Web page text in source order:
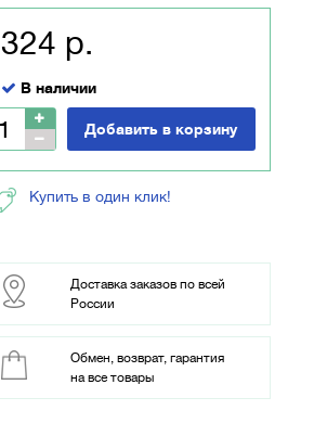
324 р.
В наличии
Добавить в корзину
Купить в один клик!
Доставка заказов по всей
России
Обмен, возврат, гарантия
на все товары